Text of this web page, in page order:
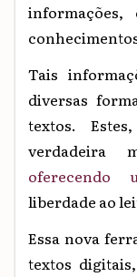
informações,
Tais
diversas
textos.
Estes,
verdadeira
oferecendo
liberdade ao
Essa nova
textos digitais,